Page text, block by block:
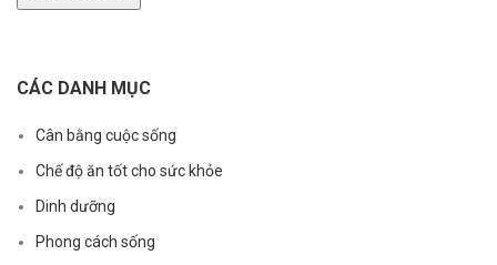
CÁC DANH MỤC
Cân bằng cuộc sống
Chế độ ăn tốt cho sức khỏe
Dinh dưỡng
Phong cách sống